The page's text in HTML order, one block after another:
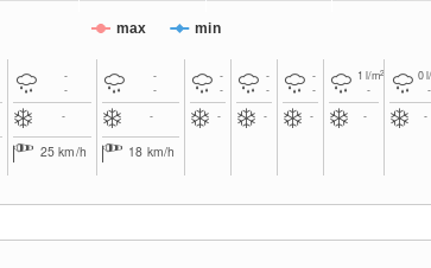
max min
-
-
-
25km/h
-
-
-
18 km/h
-
-
-
-
-
-
-
-
-
1l/m2
-
-
0
-
-